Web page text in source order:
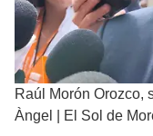
Raúl Morón Orozco,
Àngel | El Sol de